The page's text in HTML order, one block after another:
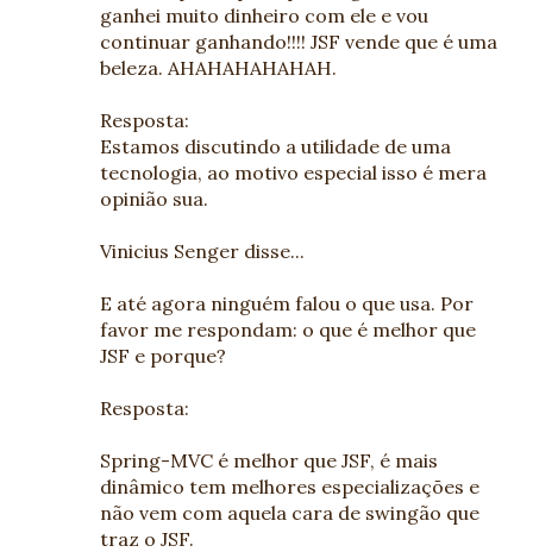
ganhei muito dinheiro com ele e vou
continuar ganhando!!!! JSF vende que é uma
beleza. AHAHAHAHAHAH.
Resposta:
Estamos discutindo a utilidade de uma
tecnologia, ao motivo especial isso é mera
opinião sua.
Vinicius Senger disse...
E até agora ninguém falou o que usa. Por
favor me respondam: o que é melhor que
JSF e porque?
Resposta:
Spring-MVC é melhor que JSF, é mais
dinâmico tem melhores especializações e
não vem com aquela cara de swingão que
traz o JSF.